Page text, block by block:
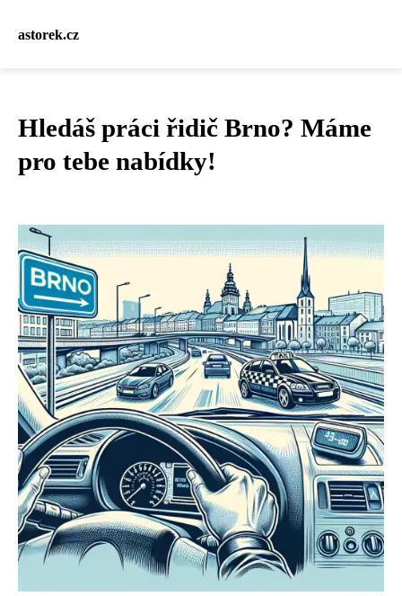
astorek.cz
Hledáš práci řidič Brno? Máme
pro tebe nabídky!